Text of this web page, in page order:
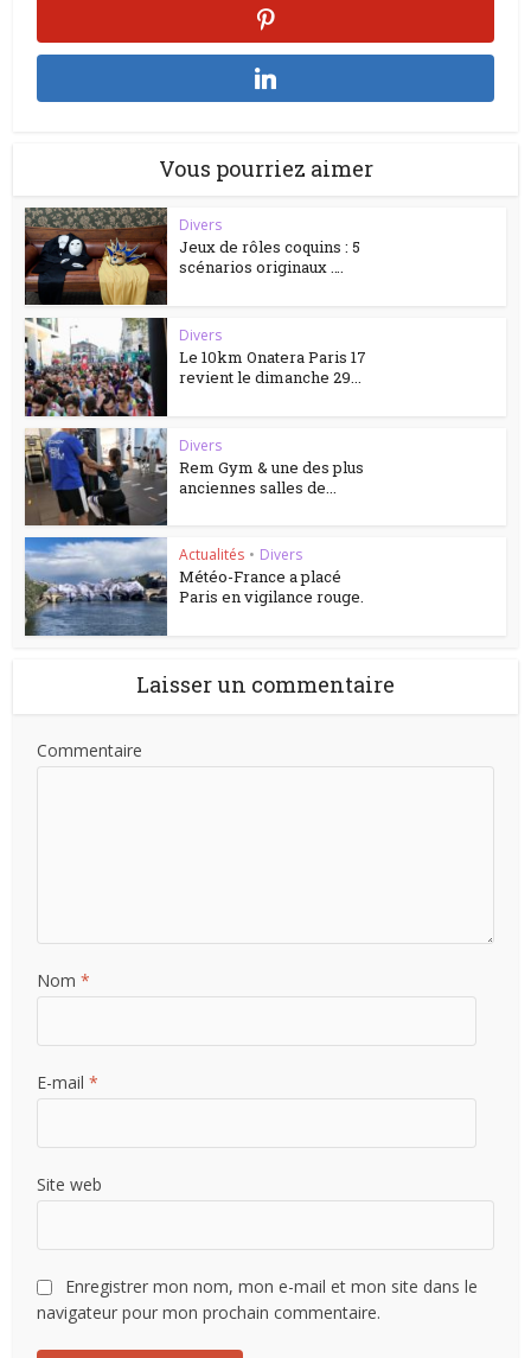
Vous pourriez aimer
Divers
Jeux de rôles coquins : 5
scénarios originaux ….
Divers
Le 10km Onatera Paris 17
revient le dimanche 29...
Divers
Rem Gym & une des plus
anciennes salles de...
Actualités • Divers
Météo-France a placé
Paris en vigilance rouge.
Laisser un commentaire
Commentaire
Nom*
E-mail*
Site web
Enregistrer mon nom, mon e-mail et mon site dans le
navigateur pour mon prochain commentaire.